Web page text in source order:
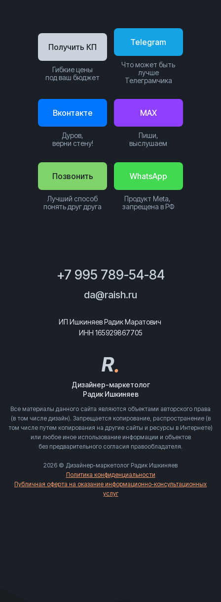
Позвонить
Лучший способ
понять друг друга
WhatsApp
Продукт Meta,
запрещена в РФ
Telegram
Что может быть
лучше
Телеграмчика
Вконтакте
Дуров,
верни стену!
Получить КП
Гибкие цены
под ваш бюджет
MAX
Пиши,
выслушаем
+7 995 789-54-84
da@raish.ru
ИП Ишкиняев Радик Маратович
ИНН 165929867705
R.
Дизайнер-маркетолог
Радик Ишкиняев
Все материалы данного сайта являются объектами авторского права
(в том числе дизайн). Запрещается копирование, распространение (в
том числе путем копирования на другие сайты и ресурсы в Интернете)
или любое иное использование информации и объектов
без предварительного согласия правообладателя.
2026 © Дизайнер-маркетолог Радик Ишкиняев
Политика конфиденциальности
Публичная оферта на оказание информационно-консультационных
услуг